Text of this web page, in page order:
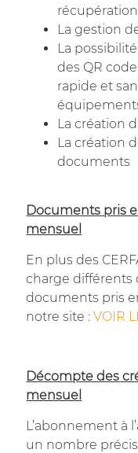
La gestion
La
des QR
rapide et
La création
La création
documents
Documents pris
mensuel
En plus des
charge différents
documents pris
notre site :VOIR
Décompte des
mensuel
L’abonnement à
un nombre